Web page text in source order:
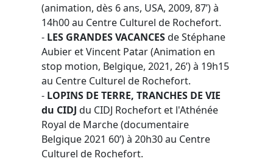
(animation, dès 6 ans, USA, 2009, 87’) à
14h00 au Centre Culturel de Rochefort.
- LES GRANDES VACANCESde Stéphane
Aubier et Vincent Patar (Animation en
stop motion, Belgique, 2021, 26’) à 19h15
au Centre Culturel de Rochefort.
- LOPINS DE TERRE, TRANCHES DE VIE
du CIDJ du CIDJ Rochefort et l'Athénée
Royal de Marche (documentaire
Belgique 2021 60’) à 20h30 au Centre
Culturel de Rochefort.